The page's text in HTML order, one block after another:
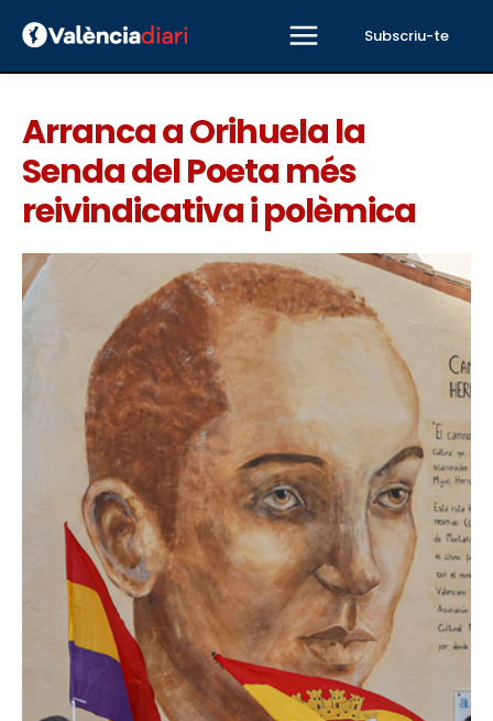
Subscriu-te
Arranca a Orihuela la
Senda del Poeta més
reivindicativa i polèmica